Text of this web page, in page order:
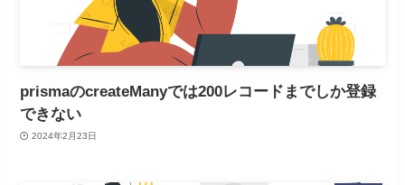
prismaのcreateManyでは200レコードまでしか登録
できない
2024年2月23日